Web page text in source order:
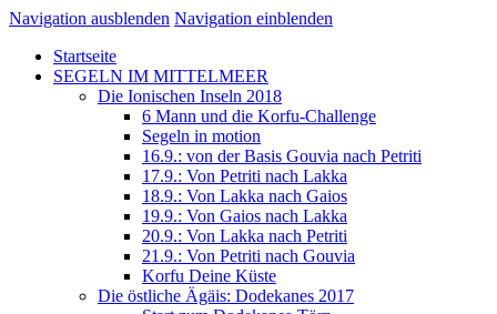
Navigation ausblenden Navigation einblenden
Startseite
SEGELN IM MITTELMEER
Die Ionischen Inseln 2018
6 Mann und die Korfu-Challenge
Segeln in motion
16.9.: von der Basis Gouvia nach Petriti
17.9.: Von Petriti nach Lakka
18.9.: Von Lakka nach Gaios
19.9.: Von Gaios nach Lakka
20.9.: Von Lakka nach Petriti
21.9.: Von Petriti nach Gouvia
Korfu Deine Küste
Die östliche Ägäis: Dodekanes 2017